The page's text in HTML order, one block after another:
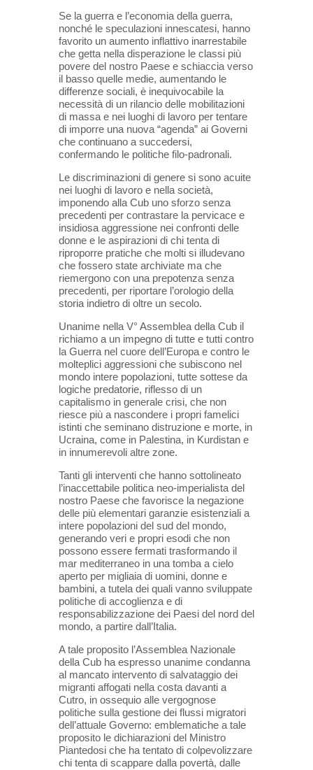
Se la guerra e l’economia della guerra,
nonché le speculazioni innescatesi, hanno
favorito un aumento inflattivo inarrestabile
che getta nella disperazione le classi più
povere del nostro Paese e schiaccia verso
il basso quelle medie, aumentando le
differenze sociali, è inequivocabile la
necessità di un rilancio delle mobilitazioni
di massa e nei luoghi di lavoro per tentare
di imporre una nuova “agenda” ai Governi
che continuano a succedersi,
confermando le politiche filo-padronali.
Le discriminazioni di genere si sono acuite
nei luoghi di lavoro e nella società,
imponendo alla Cub uno sforzo senza
precedenti per contrastare la pervicace e
insidiosa aggressione nei confronti delle
donne e le aspirazioni di chi tenta di
riproporre pratiche che molti si illudevano
che fossero state archiviate ma che
riemergono con una prepotenza senza
precedenti, per riportare l’orologio della
storia indietro di oltre un secolo.
Unanime nella V° Assemblea della Cub il
richiamo a un impegno di tutte e tutti contro
la Guerra nel cuore dell’Europa e contro le
molteplici aggressioni che subiscono nel
mondo intere popolazioni, tutte sottese da
logiche predatorie, riflesso di un
capitalismo in generale crisi, che non
riesce più a nascondere i propri famelici
istinti che seminano distruzione e morte, in
Ucraina, come in Palestina, in Kurdistan e
in innumerevoli altre zone.
Tanti gli interventi che hanno sottolineato
l’inaccettabile politica neo-imperialista del
nostro Paese che favorisce la negazione
delle più elementari garanzie esistenziali a
intere popolazioni del sud del mondo,
generando veri e propri esodi che non
possono essere fermati trasformando il
mar mediterraneo in una tomba a cielo
aperto per migliaia di uomini, donne e
bambini, a tutela dei quali vanno sviluppate
politiche di accoglienza e di
responsabilizzazione dei Paesi del nord del
mondo, a partire dall’Italia.
A tale proposito l’Assemblea Nazionale
della Cub ha espresso unanime condanna
al mancato intervento di salvataggio dei
migranti affogati nella costa davanti a
Cutro, in ossequio alle vergognose
politiche sulla gestione dei flussi migratori
dell’attuale Governo: emblematiche a tale
proposito le dichiarazioni del Ministro
Piantedosi che ha tentato di colpevolizzare
chi tenta di scappare dalla povertà, dalle